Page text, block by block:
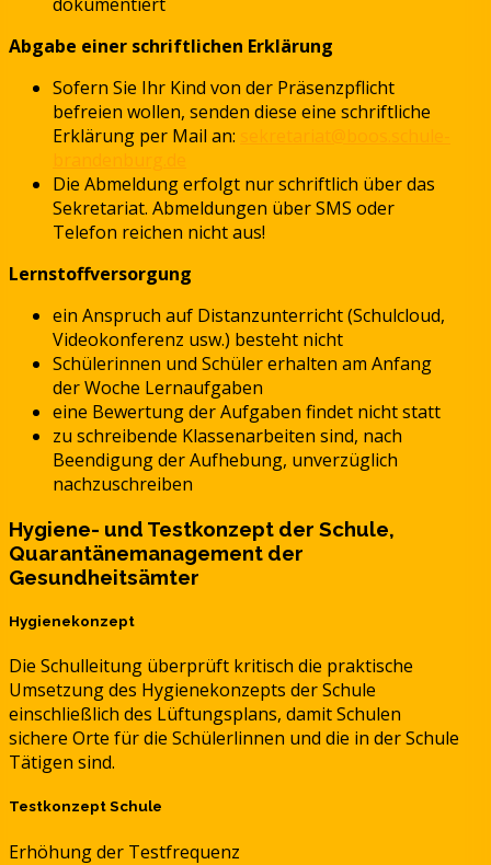
Abgabe einer schriftlichen Erklärung
Sofern Sie Ihr Kind von der Präsenzpflicht
befreien wollen, senden diese eine schriftliche
Erklärung per Mail an:
Die Abmeldung erfolgt nur schriftlich über das
Sekretariat. Abmeldungen über SMS oder
Telefon reichen nicht aus!
Lernstoffversorgung
ein Anspruch auf Distanzunterricht (Schulcloud,
Videokonferenz usw.) besteht nicht
Schülerinnen und Schüler erhalten am Anfang
der Woche Lernaufgaben
eine Bewertung der Aufgaben findet nicht statt
zu schreibende Klassenarbeiten sind, nach
Beendigung der Aufhebung, unverzüglich
nachzuschreiben
Hygiene- und Testkonzept der Schule,
Quarantänemanagement der
Gesundheitsämter
Hygienekonzept
Die Schulleitung überprüft kritisch die praktische
Umsetzung des Hygienekonzepts der Schule
einschließlich des Lüftungsplans, damit Schulen
sichere Orte für die Schülerlinnen und die in der Schule
Tätigen sind.
Testkonzept Schule
Erhöhung der Testfrequenz